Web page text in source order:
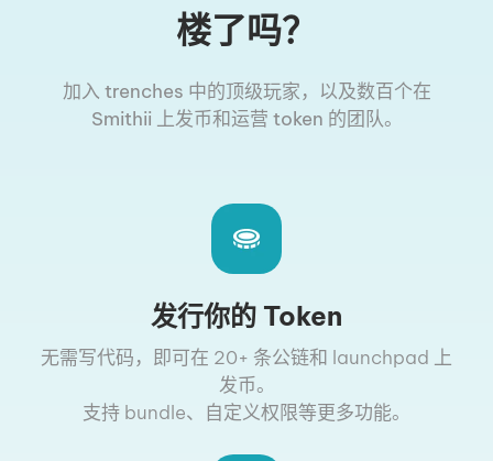
楼了吗？
加入 trenches 中的顶级玩家，以及数百个在
Smithii 上发币和运营 token 的团队。
发行你的 Token
无需写代码，即可在 20+ 条公链和 launchpad 上
发币。
支持 bundle、自定义权限等更多功能。